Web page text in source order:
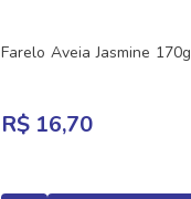
Farelo Aveia Jasmine 170g
R$ 16,70